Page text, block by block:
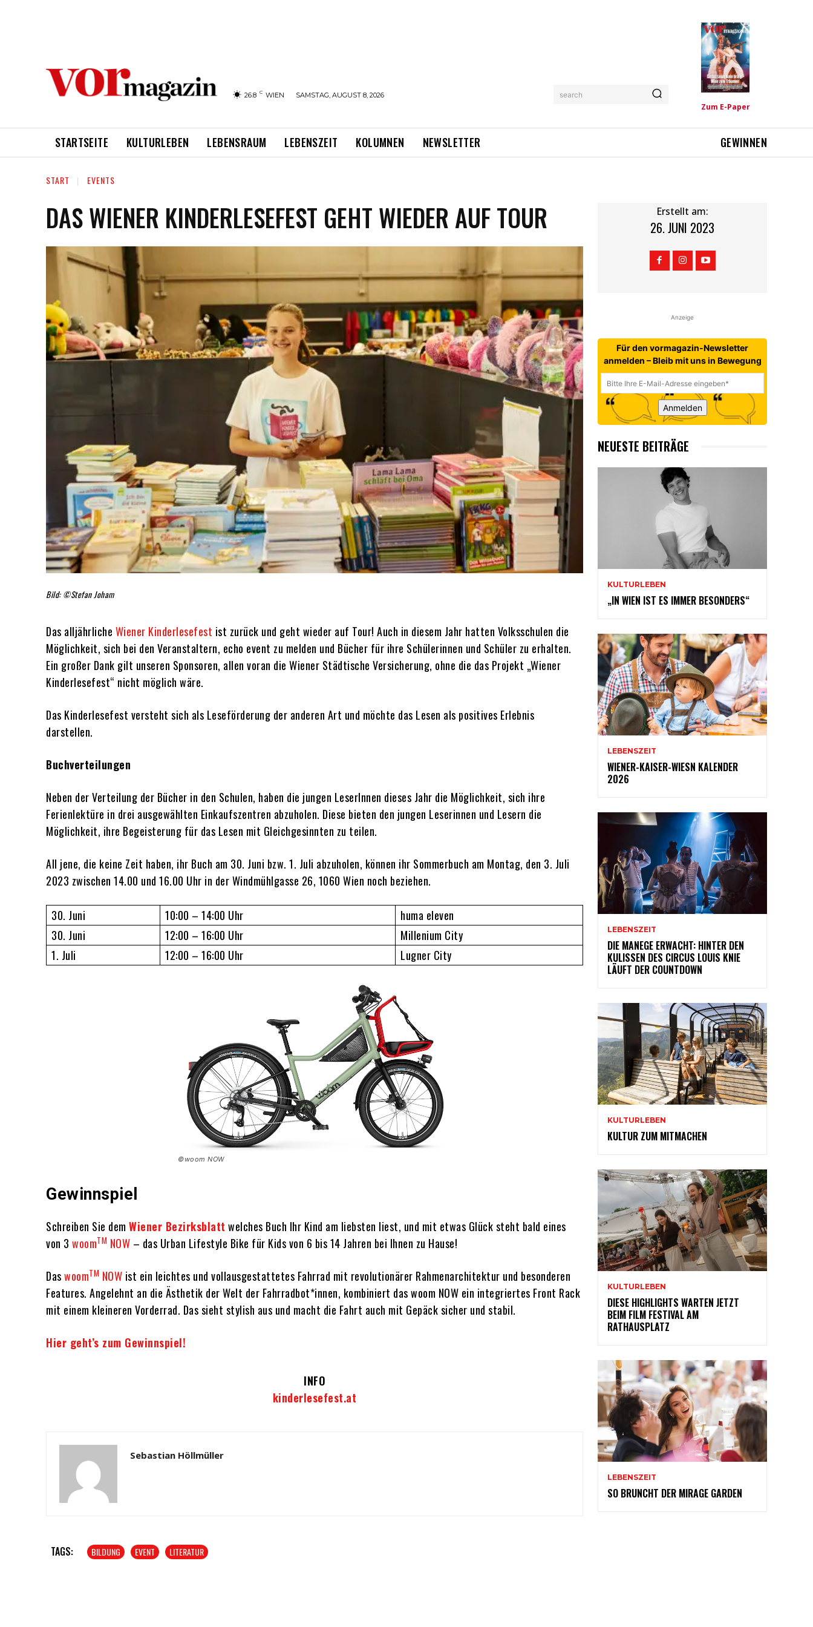
26.8 C WIEN SAMSTAG, AUGUST 8, 2026 search
Zum E-Paper
STARTSEITE KULTURLEBEN LEBENSRAUM LEBENSZEIT KOLUMNEN NEWSLETTER GEWINNEN
START EVENTS
DAS WIENER KINDERLESEFEST GEHT WIEDER AUF TOUR
Bild: ©Stefan Joham
Das alljährliche Wiener Kinderlesefest ist zurück und geht wieder auf Tour! Auch in diesem Jahr hatten Volksschulen die
Möglichkeit, sich bei den Veranstaltern, echo event zu melden und Bücher für ihre Schülerinnen und Schüler zu erhalten.
Ein großer Dank gilt unseren Sponsoren, allen voran die Wiener Städtische Versicherung, ohne die das Projekt „Wiener
Kinderlesefest“ nicht möglich wäre.
Das Kinderlesefest versteht sich als Leseförderung der anderen Art und möchte das Lesen als positives Erlebnis
darstellen.
Buchverteilungen
Neben der Verteilung der Bücher in den Schulen, haben die jungen LeserInnen dieses Jahr die Möglichkeit, sich ihre
Ferienlektüre in drei ausgewählten Einkaufszentren abzuholen. Diese bieten den jungen Leserinnen und Lesern die
Möglichkeit, ihre Begeisterung für das Lesen mit Gleichgesinnten zu teilen.
All jene, die keine Zeit haben, ihr Buch am 30. Juni bzw. 1. Juli abzuholen, können ihr Sommerbuch am Montag, den 3. Juli
2023 zwischen 14.00 und 16.00 Uhr in der Windmühlgasse 26, 1060 Wien noch beziehen.
30. Juni 10:00 – 14:00 Uhr
huma eleven
30. Juni
12:00 – 16:00 Uhr
Millenium City
1. Juli
12:00 – 16:00 Uhr Lugner City
©woom NOW
Gewinnspiel
Schreiben Sie dem Wiener Bezirksblatt welches Buch Ihr Kind am liebsten liest, und mit etwas Glück steht bald eines
von 3 woomTM NOW – das Urban Lifestyle Bike für Kids von 6 bis 14 Jahren bei Ihnen zu Hause!
DaswoomTM NOW ist ein leichtes und vollausgestattetes Fahrrad mit revolutionärer Rahmenarchitektur und besonderen
Features. Angelehnt an die Ästhetik der Welt der Fahrradbot*innen, kombiniert das woom NOW ein integriertes Front Rack
mit einem kleineren Vorderrad. Das sieht stylish aus und macht die Fahrt auch mit Gepäck sicher und stabil.
Hier geht’s zum Gewinnspiel!
INFO
kinderlesefest.at
Sebastian Höllmüller
TAGS: BILDUNG EVENT LITERATUR
Erstellt am:
26. JUNI 2023
Anzeige
Für den vormagazin-Newsletter
anmelden – Bleib mit uns in Bewegung
Anmelden
NEUESTE BEITRÄGE
KULTURLEBEN
„IN WIEN IST ES IMMER BESONDERS“
LEBENSZEIT
WIENER-KAISER-WIESN KALENDER
2026
LEBENSZEIT
DIE MANEGE ERWACHT: HINTER DEN
KULISSEN DES CIRCUS LOUIS KNIE
LÄUFT DER COUNTDOWN
KULTURLEBEN
KULTUR ZUM MITMACHEN
KULTURLEBEN
DIESE HIGHLIGHTS WARTEN JETZT
BEIM FILM FESTIVAL AM
RATHAUSPLATZ
LEBENSZEIT
SO BRUNCHT DER MIRAGE GARDEN